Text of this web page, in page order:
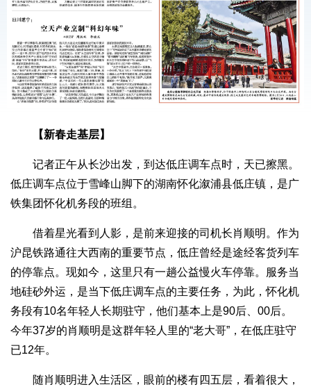
【新春走基层】
记者正午从长沙出发，到达低庄调车点时，天已擦黑。
低庄调车点位于雪峰山脚下的湖南怀化溆浦县低庄镇，是广
铁集团怀化机务段的班组。
借着星光看到人影，是前来迎接的司机长肖顺明。作为
沪昆铁路通往大西南的重要节点，低庄曾经是途经客货列车
的停靠点。现如今，这里只有一趟公益慢火车停靠。服务当
地硅砂外运，是当下低庄调车点的主要任务，为此，怀化机
务段有10名年轻人长期驻守，他们基本上是90后、00后。
今年37岁的肖顺明是这群年轻人里的“老大哥”，在低庄驻守
已12年。
随肖顺明进入生活区，眼前的楼有四五层，看着很大，